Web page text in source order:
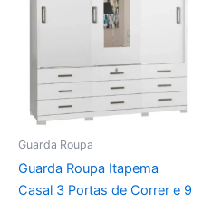
Guarda Roupa
Guarda Roupa Itapema
Casal 3 Portas de Correr e 9